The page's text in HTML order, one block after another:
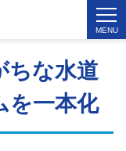
MENU
ちな水道
を一本化